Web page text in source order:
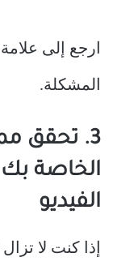
ارجع إلى
المشكلة.
3. تحقق
الخاصة
الفيديو
إذا كنت لا